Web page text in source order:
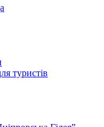
туристів